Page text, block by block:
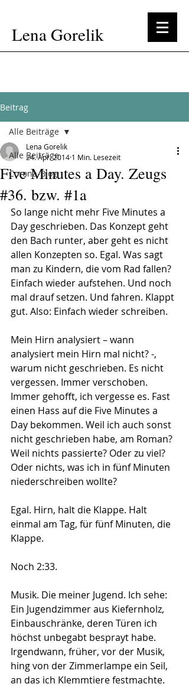
Lena Gorelik
Beitrag
Alle Beiträge
Corona-Blog
Alle Beiträge
Five Minutes a Day. Zeugs
#36. bzw. #1a
Lena Gorelik
24. Apr. 2014 1 Min. Lesezeit
So lange nicht mehr Five Minutes a
Day geschrieben. Das Konzept geht
den Bach runter, aber geht es nicht
allen Konzepten so. Egal. Was sagt
man zu Kindern, die vom Rad fallen?
Einfach wieder aufstehen. Und noch
mal drauf setzen. Und fahren. Klappt
gut. Also: Einfach wieder schreiben.
Mein Hirn analysiert – wann
analysiert mein Hirn mal nicht? -,
warum nicht geschrieben. Es nicht
vergessen. Immer verschoben.
Immer gehofft, ich vergesse es. Fast
einen Hass auf die Five Minutes a
Day bekommen. Weil ich auch sonst
nicht geschrieben habe, am Roman?
Weil nichts passierte? Oder zu viel?
Oder nichts, was ich in fünf Minuten
niederschreiben wollte?
Egal. Hirn, halt die Klappe. Halt
einmal am Tag, für fünf Minuten, die
Klappe.
Noch 2:33.
Musik. Die meiner Jugend. Ich sehe:
Ein Jugendzimmer aus Kiefernholz,
Einbauschränke, deren Türen ich
höchst unbegabt besprayt habe.
Irgendwann, früher, vor der Musik,
hing von der Zimmerlampe ein Seil,
an das ich Klemmtiere festmachte.